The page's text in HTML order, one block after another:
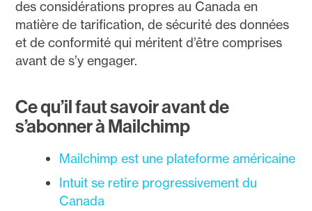
des considérations propres au Canada en
matière de tarification, de sécurité des données
et de conformité qui méritent d’être comprises
avant de s’y engager.
Ce qu’il faut savoir avant de
s’abonner à Mailchimp
Mailchimp est une plateforme américaine
Intuit se retire progressivement du
Canada